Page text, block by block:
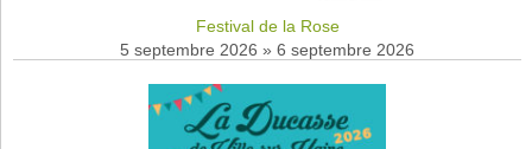
Festival de la Rose
5 septembre 2026 » 6 septembre 2026